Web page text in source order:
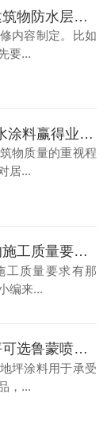
烟台鲁蒙针对建筑物防水层的维修方案要针对维修内容制定
内容制定。比如
要...
鲁蒙LM复合防水涂料赢得业主的信任和信赖
物质量的重视程
居...
屋面防水工程的施工质量要求有那些
工质量要求有那
编来...
工业厂房做地坪可选鲁蒙喷涂聚脲耐磨涂料
坪涂料用于承受
，...